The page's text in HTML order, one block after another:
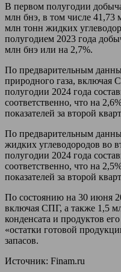
В первом полугодии
млн бнэ, в том числе 41,73
млн тонн жидких
полугодием 2023 года
млн бнэ или на 2,7%.
По предварительным
природного газа, включая
полугодии 2024 года
соответственно, что на
показателей за второй
По предварительным
жидких углеводородов во
полугодии 2024 года
соответственно, что на
показателей за второй
По состоянию на 30 июня
включая СПГ, а также 1,5
конденсата и продуктов
«остатки готовой
запасов.
Источник: Finam.ru